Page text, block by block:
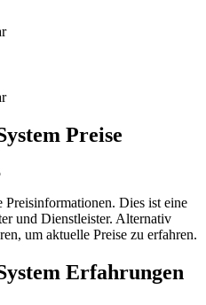
Preise
Preisinformationen. Dies ist eine
und Dienstleister. Alternativ
um aktuelle Preise zu erfahren.
Erfahrungen